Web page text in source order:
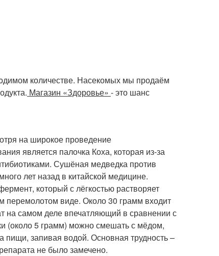
количестве. Насекомых мы продаём
Магазин «Здоровье» - это шанс
на широкое проведение
является палочка Коха, которая из-за
Сушёная медведка против
лет назад в китайской медицине.
который с лёгкостью растворяет
перемолотом виде. Около 30 грамм входит
на самом деле впечатляющий в сравнении с
(около 5 грамм) можно смешать с мёдом,
запивая водой. Основная трудность –
не было замечено.